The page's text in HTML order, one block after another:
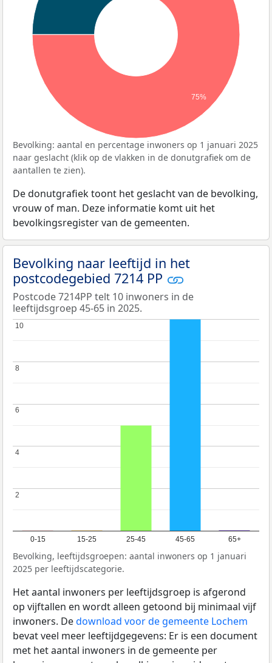
75%
Bevolking: aantal en percentage inwoners op 1 januari 2025
naar geslacht (klik op de vlakken in de donutgrafiek om de
aantallen te zien).
De donutgrafiek toont het geslacht van de bevolking,
vrouw of man. Deze informatie komt uit het
bevolkingsregister van de gemeenten.
Bevolking naar leeftijd in het
postcodegebied 7214 PP
Postcode 7214PP telt 10 inwoners in de
leeftijdsgroep 45-65 in 2025.
0-15 15-25 25-45 45-65 65+
2
2
4
4
6
6
8
8
10
10
Bevolking, leeftijdsgroepen: aantal inwoners op 1 januari
2025 per leeftijdscategorie.
Het aantal inwoners per leeftijdsgroep is afgerond
op vijftallen en wordt alleen getoond bij minimaal vijf
inwoners. Dedownload voor de gemeente Lochem
bevat veel meer leeftijdgegevens: Er is een document
met het aantal inwoners in de gemeente per